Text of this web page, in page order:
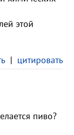
этой
| цитировать
пиво?